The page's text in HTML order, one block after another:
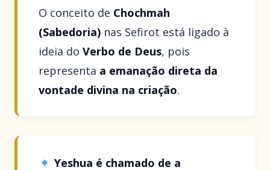
O conceito de Chochmah
(Sabedoria) nas Sefirot está ligado à
ideia doVerbo de Deus, pois
representa a emanação direta da
vontade divina na criação.
Yeshua é chamado de a